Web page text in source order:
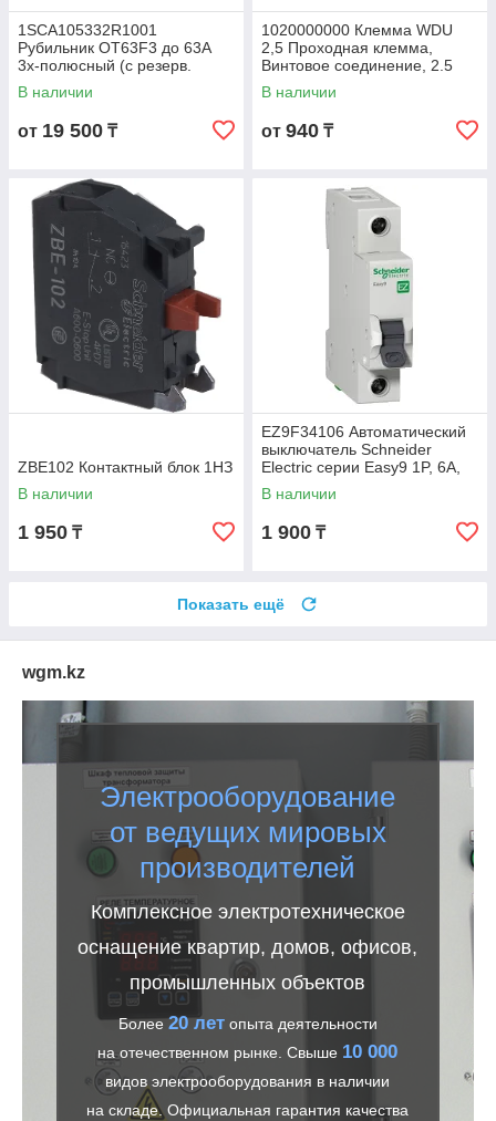
1SCA105332R1001
Рубильник OT63F3 до 63А
3х-полюсный (с резерв.
ручкой)
В наличии
от 19 500 ₸
1020000000 Клемма WDU
2,5 Проходная клемма,
Винтовое соединение, 2.5
mm², 800 V, 24 A, Темно-
бежевый
В наличии
от 940 ₸
ZBE102 Контактный блок 1НЗ
В наличии
1 950 ₸
EZ9F34106 Автоматический
выключатель Schneider
Electric серии Easy9 1P, 6A,
C, 4.5кА/230В
В наличии
1 900 ₸
Показать ещё
wgm.kz
Электрооборудование
от ведущих мировых
производителей
Комплексное электротехническое
оснащение квартир, домов, офисов,
промышленных объектов
Более20 летопыта деятельности
на отечественном рынке. Свыше 10 000
видов электрооборудования в наличии
на складе. Официальная гарантия качества